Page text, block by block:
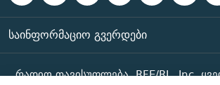
ᲡᲐᲘᲜᲤᲝᲠᲛᲐᲪᲘᲝ ᲒᲕᲔᲠᲓᲔᲑᲘ
რადიო თავისუფლება, RFE/RL, Inc.